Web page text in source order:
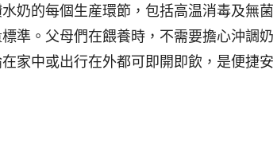
奶的每個生産環節，包括高温消毒及無菌
準。父母們在餵養時，不需要擔心沖調奶
家中或出行在外都可即開即飲，是便捷安